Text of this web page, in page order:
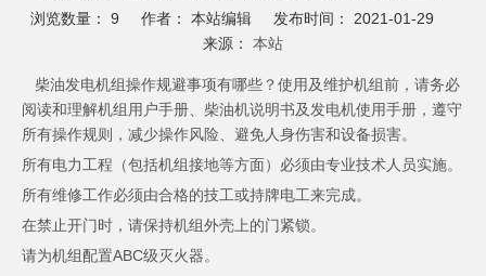
浏览数量： 9 作者： 本站编辑 发布时间： 2021-01-29
来源： 本站
["wechat","weibo","qzone","douban","email"]
柴油发电机组操作规避事项有哪些？使用及维护机组前，请务必
阅读和理解机组用户手册、柴油机说明书及发电机使用手册，遵守
所有操作规则，减少操作风险、避免人身伤害和设备损害。
所有电力工程（包括机组接地等方面）必须由专业技术人员实施。
所有维修工作必须由合格的技工或持牌电工来完成。
在禁止开门时，请保持机组外壳上的门紧锁。
请为机组配置ABC级灭火器。